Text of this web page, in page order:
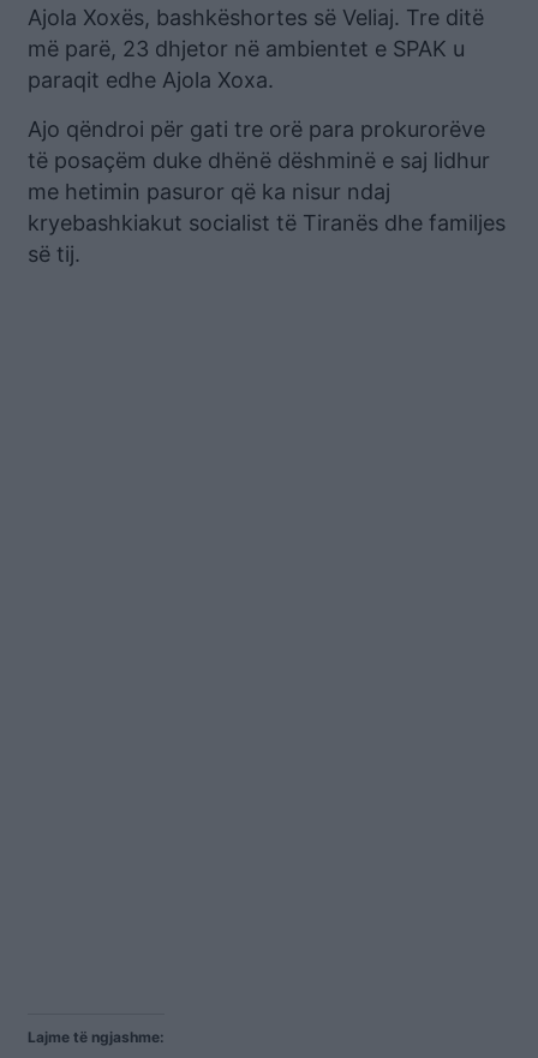
Ajola Xoxës, bashkëshortes së Veliaj. Tre ditë
më parë, 23 dhjetor në ambientet e SPAK u
paraqit edhe Ajola Xoxa.
Ajo qëndroi për gati tre orë para prokurorëve
të posaçëm duke dhënë dëshminë e saj lidhur
me hetimin pasuror që ka nisur ndaj
kryebashkiakut socialist të Tiranës dhe familjes
së tij.
Lajme të ngjashme: